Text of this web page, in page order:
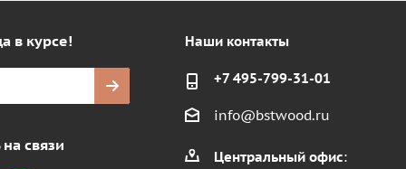
в курсе!
связи
Наши контакты
+7 495-799-31-01
info@bstwood.ru
Центральный офис: